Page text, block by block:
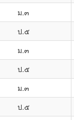
ม.๓
ป.๕
ม.๓
ป.๕
ม.๓
ป.๕